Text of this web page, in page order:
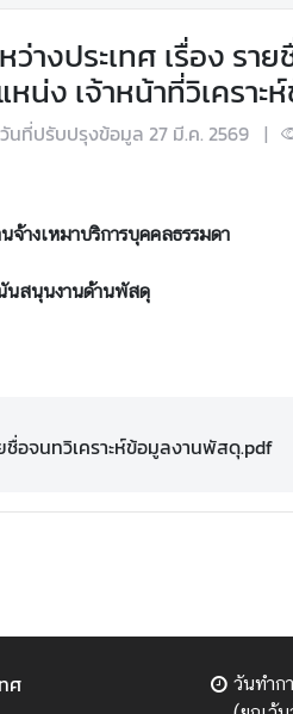
ว่างประเทศ เรื่อง ร
ง เจ้าหน้าที่วิเครา
วันที่ปรับปรุงข้อมูล 27 มี.ค. 2569 |
จ้างเหมาบริการบุคคลธรรมดา
นสนุนงานด้านพัสดุ
ชื่อจนทวิเคราะห์ข้อมูลงานพัสดุ.pdf
ศ
วันทำก